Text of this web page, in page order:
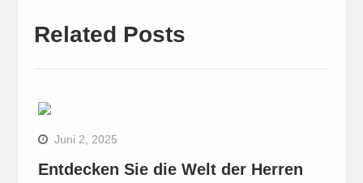
Related Posts
Juni 2, 2025
Entdecken Sie die Welt der Herren